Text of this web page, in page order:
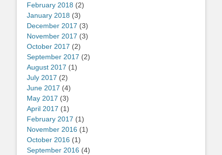
February 2018 (2)
January 2018 (3)
December 2017 (3)
November 2017 (3)
October 2017 (2)
September 2017 (2)
August 2017 (1)
July 2017 (2)
June 2017 (4)
May 2017 (3)
April 2017 (1)
February 2017 (1)
November 2016 (1)
October 2016 (1)
September 2016 (4)